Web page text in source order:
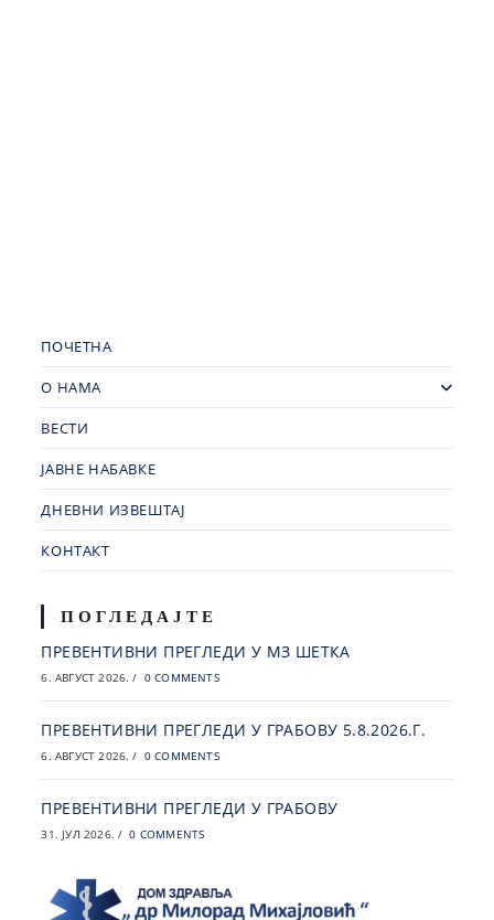
ПОЧЕТНА
О НАМА
ВЕСТИ
ЈАВНЕ НАБАВКЕ
ДНЕВНИ ИЗВЕШТАЈ
КОНТАКТ
ПОГЛЕДАЈТЕ
ПРЕВЕНТИВНИ ПРЕГЛЕДИ У МЗ ШЕТКА
6. АВГУСТ 2026. / 0 COMMENTS
ПРЕВЕНТИВНИ ПРЕГЛЕДИ У ГРАБОВУ 5.8.2026.Г.
6. АВГУСТ 2026. / 0 COMMENTS
ПРЕВЕНТИВНИ ПРЕГЛЕДИ У ГРАБОВУ
31. ЈУЛ 2026. / 0 COMMENTS